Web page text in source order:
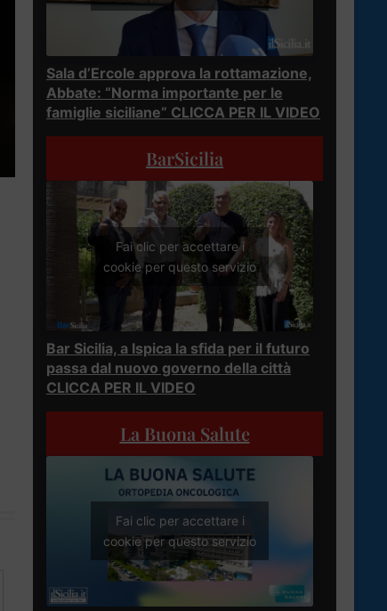
Sala d’Ercole approva la rottamazione,
Abbate: “Norma importante per le
famiglie siciliane” CLICCA PER IL VIDEO
BarSicilia
Fai clic per accettare i
cookie per questo servizio
Bar Sicilia, a Ispica la sfida per il futuro
passa dal nuovo governo della città
CLICCA PER IL VIDEO
La Buona Salute
Fai clic per accettare i
cookie per questo servizio